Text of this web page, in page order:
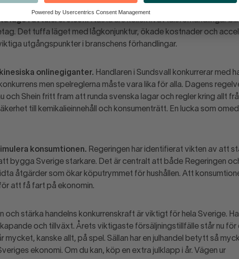
läge i avtalsrörelsen.Nästa års kollektivavtalsförhandlingar
Det tuffa läget med lågkonjunktur, ökade kostnader och
utgångspunkter i branschens förhandlingar.
onlinegiganter. Handlaren i Sundsvall konkurrerar med
men spelreglerna måste vara lika för alla. Dagens
och Shein fritt fram att runda svenska lagar och regler kring allt
till kemikalieinnehåll och konsumenträtt. En lucka som
konsumtionen. Regeringen har identifierat vikten av att
bygga Sverige starkare. Det är centralt att både Regeringen
åtgärder som ökar köputrymmet för hushållen. Att
att få fart på ekonomin.
och stärka handelns konkurrenskraft är viktigt för hela Sverige.
och tillväxt. Årets viktigaste försäljningstillfälle står nu för
mycket, kanske allt, på spel. Sällan har en julhandel betytt så
ekonomi. Om du kan, köp en extra julklapp i år. Vägen ur